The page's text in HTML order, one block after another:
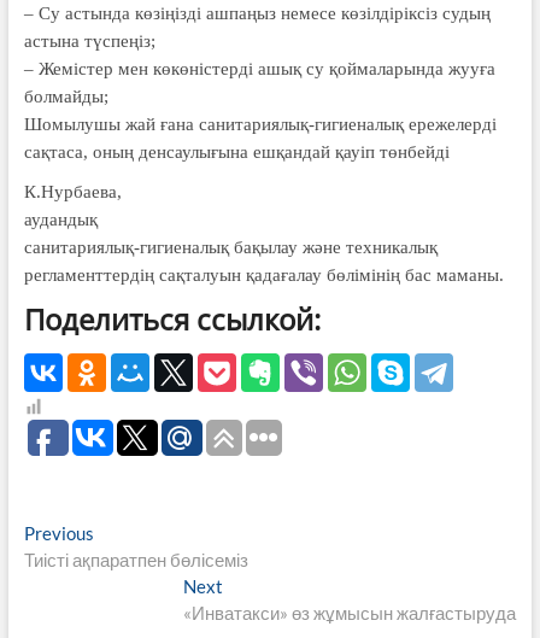
– Су астында көзіңізді ашпаңыз немесе көзілдіріксіз судың
астына түспеңіз;
– Жемістер мен көкөністерді ашық су қоймаларында жууға
болмайды;
Шомылушы жай ғана санитариялық-гигиеналық ережелерді
сақтаса, оның денсаулығына ешқандай қауіп төнбейді
К.Нурбаева,
аудандық
санитариялық-гигиеналық бақылау және техникалық
регламенттердің сақталуын қадағалау бөлімінің бас маманы.
Поделиться ссылкой:
Навигация
по
PreviousPrevious
post:
Тиісті ақпаратпен бөлісеміз
Next
post:
«Инватакси» өз жұмысын жалғастыруда